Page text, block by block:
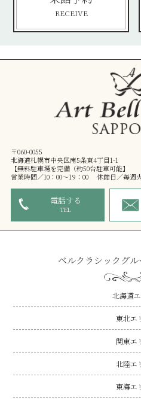
RECEIVE
〒060-0055
北海道札幌市中央区南5条東4丁目1-1
【無料駐車場を完備（約50台駐車可能】
営業時間／10：00～19：00 休館日／毎週
電話する
TEL
ベルクラシックグ
北海道
東北エ
関東エ
北陸エ
東海エ